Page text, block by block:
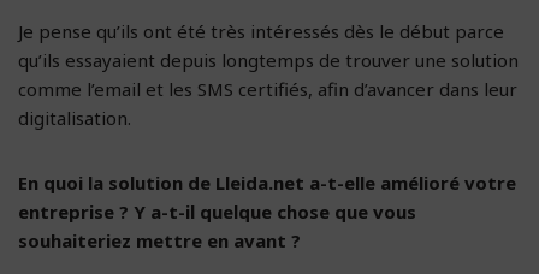
Je pense qu’ils ont été très intéressés dès le début parce
qu’ils essayaient depuis longtemps de trouver une solution
comme l’email et les SMS certifiés, afin d’avancer dans leur
digitalisation.
En quoi la solution de Lleida.net a-t-elle amélioré votre
entreprise ? Y a-t-il quelque chose que vous
souhaiteriez mettre en avant ?